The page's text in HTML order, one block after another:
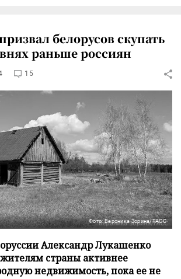
белорусов скупать
раньше россиян
15
Фото: Вероника Зорина/ТАСС
Александр Лукашенко
страны активнее
недвижимость, пока ее не